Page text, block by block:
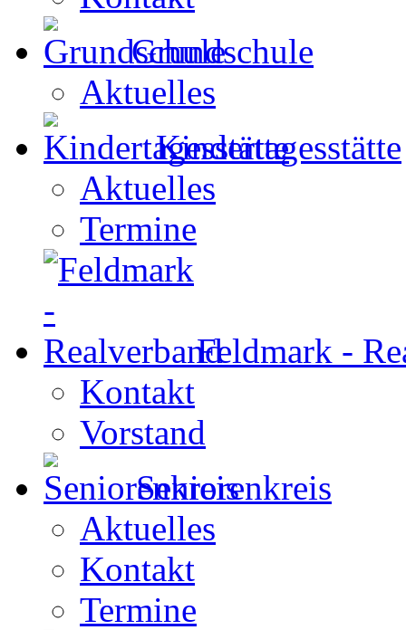
Grundschule
Aktuelles
Kindertagesstätte
Aktuelles
Termine
Feldmark -
Kontakt
Vorstand
Seniorenkreis
Aktuelles
Kontakt
Termine